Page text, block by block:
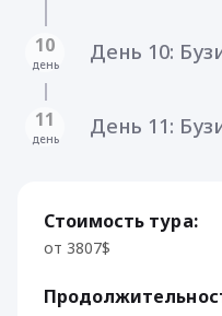
10
день День 10:
11
день День 11:
Стоимость тура:
от 3807$